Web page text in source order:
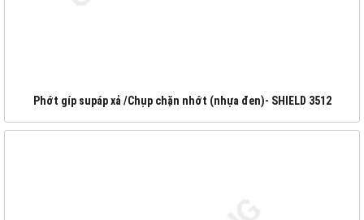
Phớt gíp supáp xả /Chụp chặn nhớt (nhựa đen)- SHIELD 3512